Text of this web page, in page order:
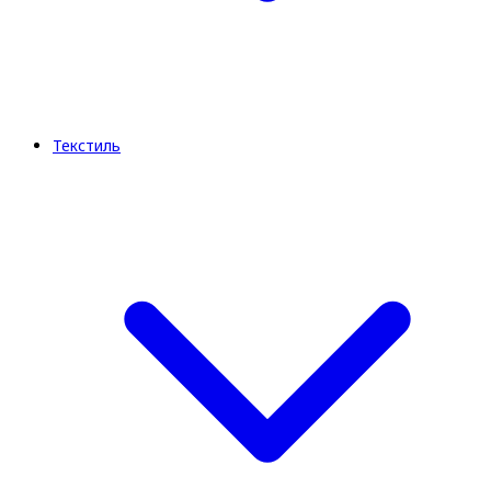
Текстиль